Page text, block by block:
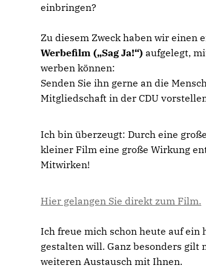
einbringen?
Zu diesem Zweck haben wir einen
Werbefilm („Sag Ja!“) aufgelegt,
werben können:
Senden Sie ihn gerne an die
Mitgliedschaft in der CDU
Ich bin überzeugt: Durch eine
kleiner Film eine große Wirkung
Mitwirken!
Hier gelangen Sie direkt zum Film.
Ich freue mich schon heute auf
gestalten will. Ganz besonders gilt
weiteren Austausch mit Ihnen.